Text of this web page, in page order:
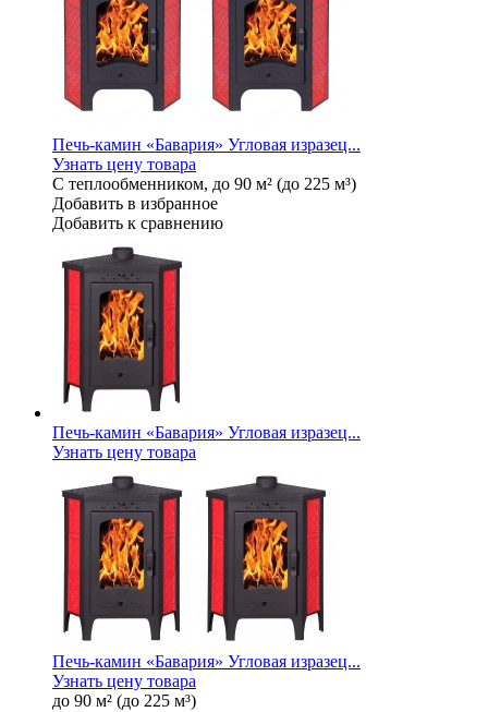
Печь-камин «Бавария» Угловая изразец...
Узнать цену товара
С теплообменником, до 90 м² (до 225 м³)
Добавить в избранное
Добавить к сравнению
Печь-камин «Бавария» Угловая изразец...
Узнать цену товара
Печь-камин «Бавария» Угловая изразец...
Узнать цену товара
до 90 м² (до 225 м³)